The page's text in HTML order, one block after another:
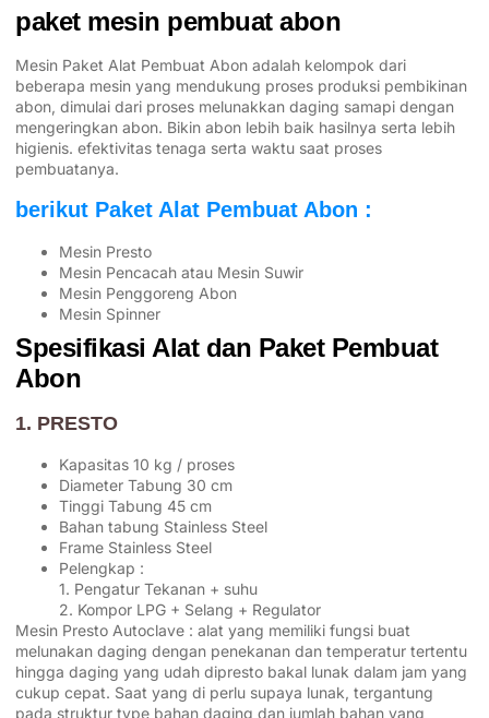
paket mesin pembuat abon
Mesin Paket Alat Pembuat Abon adalah kelompok dari
beberapa mesin yang mendukung proses produksi pembikinan
abon, dimulai dari proses melunakkan daging samapi dengan
mengeringkan abon. Bikin abon lebih baik hasilnya serta lebih
higienis. efektivitas tenaga serta waktu saat proses
pembuatanya.
berikut Paket Alat Pembuat Abon :
Mesin Presto
Mesin Pencacah atau Mesin Suwir
Mesin Penggoreng Abon
Mesin Spinner
Spesifikasi Alat dan Paket Pembuat
Abon
1. PRESTO
Kapasitas 10 kg / proses
Diameter Tabung 30 cm
Tinggi Tabung 45 cm
Bahan tabung Stainless Steel
Frame Stainless Steel
Pelengkap :
1. Pengatur Tekanan + suhu
2. Kompor LPG + Selang + Regulator
Mesin Presto Autoclave : alat yang memiliki fungsi buat
melunakan daging dengan penekanan dan temperatur tertentu
hingga daging yang udah dipresto bakal lunak dalam jam yang
cukup cepat. Saat yang di perlu supaya lunak, tergantung
pada struktur type bahan daging dan jumlah bahan yang